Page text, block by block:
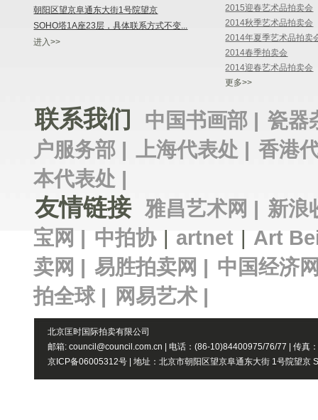
朝阳区望京阜通东大街1号院望京
SOHO塔1A座23层，具体联系方式不变...
进入>>
2015迎春艺术品拍卖会
2014秋季艺术品拍卖会
2014年夏季艺术品拍卖
2014春季拍卖会
2014迎春艺术品拍卖会
更多>>
联系我们 中国书画部 | 瓷器
户服务部 | 上海代表处 | 香港
本代表处 |
友情链接 雅昌艺术网 | 新浪
宝网 | 中拍协 | artnet | Art
卖网 | 易胜拍卖网 | 中国经济
拍全球 |
网易艺术 |
北京匡时国际拍卖有限公司
邮箱: council@council.com.cn | 电话：(86-10)84400975/76/77 | 传真
京ICP备06005312号 | 地址：北京市朝阳区望京阜通东大街 1号院望京